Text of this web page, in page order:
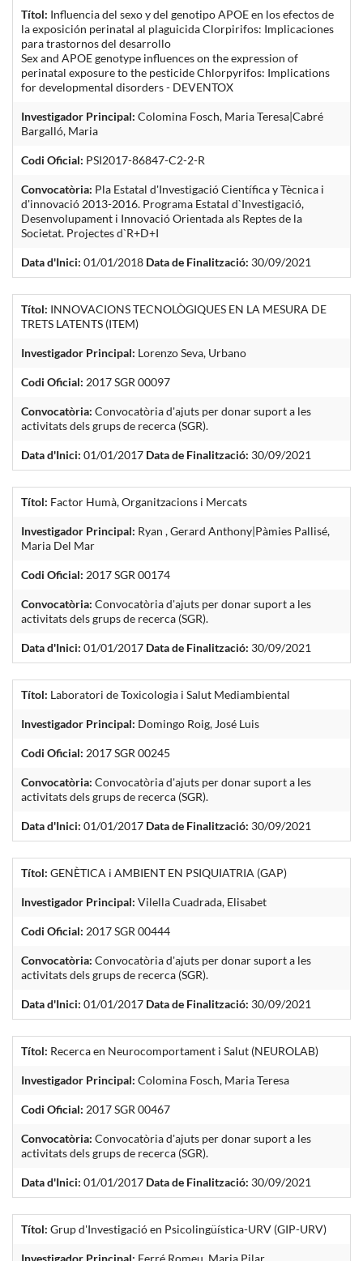
Títol: Influencia del sexo y del genotipo APOE en los efectos de
la exposición perinatal al plaguicida Clorpirifos: Implicaciones
para trastornos del desarrollo
Sex and APOE genotype influences on the expression of
perinatal exposure to the pesticide Chlorpyrifos: Implications
for developmental disorders - DEVENTOX
Investigador Principal: Colomina Fosch, Maria Teresa|Cabré
Bargalló, Maria
Codi Oficial: PSI2017-86847-C2-2-R
Convocatòria: Pla Estatal d'Investigació Científica y Tècnica i
d'innovació 2013-2016. Programa Estatal d`Investigació,
Desenvolupament i Innovació Orientada als Reptes de la
Societat. Projectes d`R+D+I
Data d'Inici: 01/01/2018 Data de Finalització: 30/09/2021
Títol: INNOVACIONS TECNOLÒGIQUES EN LA MESURA DE
TRETS LATENTS (ITEM)
Investigador Principal: Lorenzo Seva, Urbano
Codi Oficial: 2017 SGR 00097
Convocatòria: Convocatòria d'ajuts per donar suport a les
activitats dels grups de recerca (SGR).
Data d'Inici: 01/01/2017 Data de Finalització: 30/09/2021
Títol: Factor Humà, Organitzacions i Mercats
Investigador Principal: Ryan , Gerard Anthony|Pàmies Pallisé,
Maria Del Mar
Codi Oficial: 2017 SGR 00174
Convocatòria: Convocatòria d'ajuts per donar suport a les
activitats dels grups de recerca (SGR).
Data d'Inici: 01/01/2017 Data de Finalització: 30/09/2021
Títol: Laboratori de Toxicologia i Salut Mediambiental
Investigador Principal: Domingo Roig, José Luis
Codi Oficial: 2017 SGR 00245
Convocatòria: Convocatòria d'ajuts per donar suport a les
activitats dels grups de recerca (SGR).
Data d'Inici: 01/01/2017 Data de Finalització: 30/09/2021
Títol: GENÈTICA i AMBIENT EN PSIQUIATRIA (GAP)
Investigador Principal: Vilella Cuadrada, Elisabet
Codi Oficial: 2017 SGR 00444
Convocatòria: Convocatòria d'ajuts per donar suport a les
activitats dels grups de recerca (SGR).
Data d'Inici: 01/01/2017 Data de Finalització: 30/09/2021
Títol: Recerca en Neurocomportament i Salut (NEUROLAB)
Investigador Principal: Colomina Fosch, Maria Teresa
Codi Oficial: 2017 SGR 00467
Convocatòria: Convocatòria d'ajuts per donar suport a les
activitats dels grups de recerca (SGR).
Data d'Inici: 01/01/2017 Data de Finalització: 30/09/2021
Títol: Grup d'Investigació en Psicolingüística-URV (GIP-URV)
Investigador Principal: Ferré Romeu, Maria Pilar